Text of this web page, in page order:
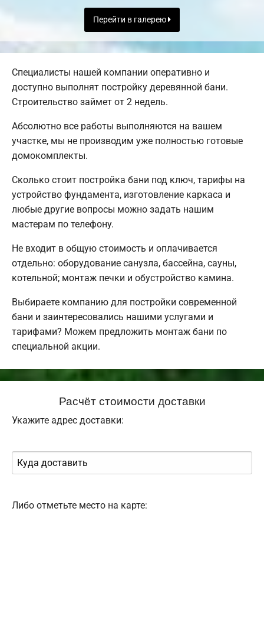
Перейти в галерею
Специалисты нашей компании оперативно и
доступно выполнят постройку деревянной бани.
Строительство займет от 2 недель.
Абсолютно все работы выполняются на вашем
участке, мы не производим уже полностью готовые
домокомплекты.
Сколько стоит постройка бани под ключ, тарифы на
устройство фундамента, изготовление каркаса и
любые другие вопросы можно задать нашим
мастерам по телефону.
Не входит в общую стоимость и оплачивается
отдельно: оборудование санузла, бассейна, сауны,
котельной; монтаж печки и обустройство камина.
Выбираете компанию для постройки современной
бани и заинтересовались нашими услугами и
тарифами? Можем предложить монтаж бани по
специальной акции.
Расчёт стоимости доставки
Укажите адрес доставки:
Либо отметьте место на карте: